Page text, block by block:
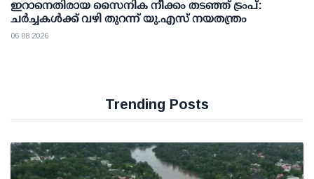
ഇറാനെതിരായ സൈനിക നീക്കം തടഞ്ഞ് ട്രംപ്:
ചര്‍ച്ചകള്‍ക്ക് വഴി തുറന്ന് യു.എസ് നയതന്ത്രം
06 08 2026
Trending Posts